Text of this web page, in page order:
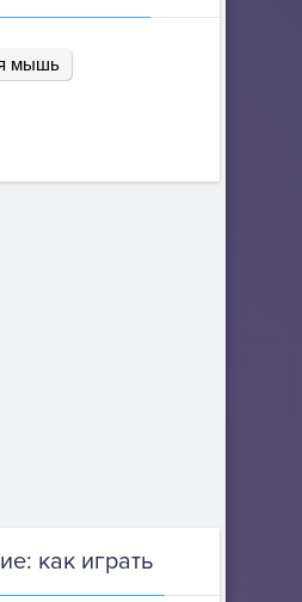
мышь
как играть